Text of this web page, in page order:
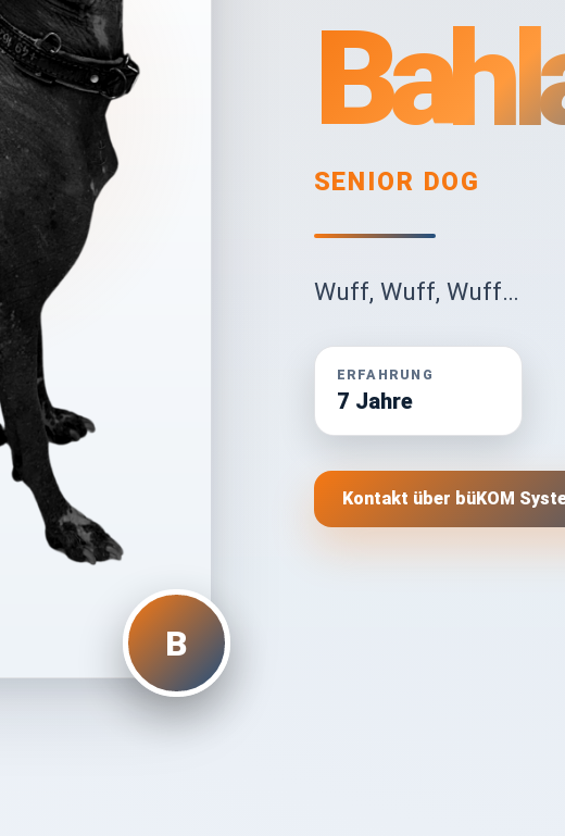
B
SENIOR DOG
Wuff, Wuff, Wuff…
ERFAHRUNG
7 Jahre
Kontakt über büKOM